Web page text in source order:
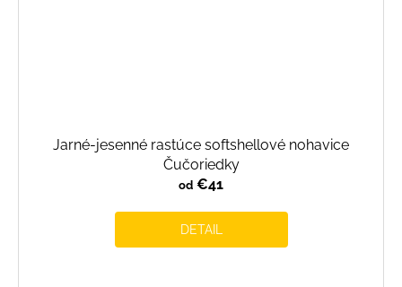
Jarné-jesenné rastúce softshellové nohavice
Čučoriedky
od €41
DETAIL